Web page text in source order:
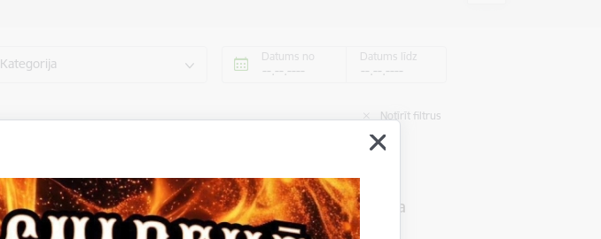
Kategorija Datums no Datums līdz
Notīrīt filtrus
Gulbenes novada Dzimtsarakstu nodaļas 2024.gada
statistika